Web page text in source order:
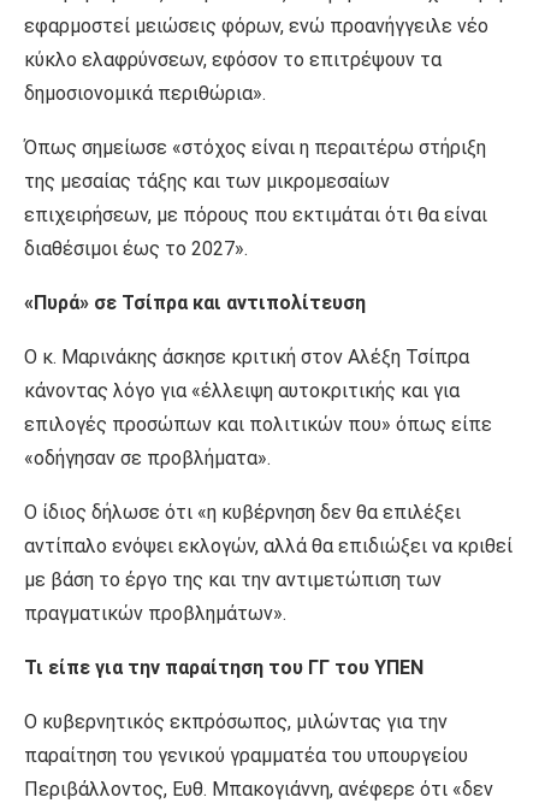
εφαρμοστεί μειώσεις φόρων, ενώ προανήγγειλε νέο
κύκλο ελαφρύνσεων, εφόσον το επιτρέψουν τα
δημοσιονομικά περιθώρια».
Όπως σημείωσε «στόχος είναι η περαιτέρω στήριξη
της μεσαίας τάξης και των μικρομεσαίων
επιχειρήσεων, με πόρους που εκτιμάται ότι θα είναι
διαθέσιμοι έως το 2027».
«Πυρά» σε Τσίπρα και αντιπολίτευση
Ο κ. Μαρινάκης άσκησε κριτική στον Αλέξη Τσίπρα
κάνοντας λόγο για «έλλειψη αυτοκριτικής και για
επιλογές προσώπων και πολιτικών που» όπως είπε
«οδήγησαν σε προβλήματα».
Ο ίδιος δήλωσε ότι «η κυβέρνηση δεν θα επιλέξει
αντίπαλο ενόψει εκλογών, αλλά θα επιδιώξει να κριθεί
με βάση το έργο της και την αντιμετώπιση των
πραγματικών προβλημάτων».
Τι είπε για την παραίτηση του ΓΓ του ΥΠΕΝ
Ο κυβερνητικός εκπρόσωπος, μιλώντας για την
παραίτηση του γενικού γραμματέα του υπουργείου
Περιβάλλοντος, Ευθ. Μπακογιάννη, ανέφερε ότι «δεν